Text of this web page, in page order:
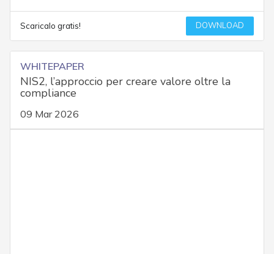
Scaricalo gratis! DOWNLOAD
WHITEPAPER
NIS2, l’approccio per creare valore oltre la
compliance
09 Mar 2026